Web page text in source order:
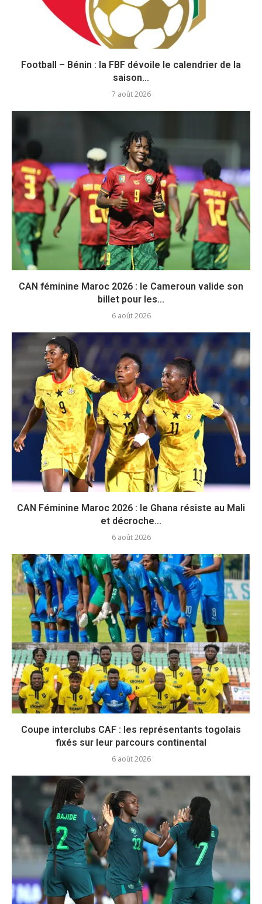
Football – Bénin : la FBF dévoile le calendrier de la
saison...
7 août 2026
CAN féminine Maroc 2026 : le Cameroun valide son
billet pour les...
6 août 2026
CAN Féminine Maroc 2026 : le Ghana résiste au Mali
et décroche...
6 août 2026
Coupe interclubs CAF : les représentants togolais
fixés sur leur parcours continental
6 août 2026